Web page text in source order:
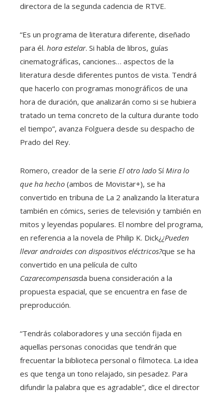
directora de la segunda cadencia de RTVE.
“Es un programa de literatura diferente, diseñado
para él. hora estelar. Si habla de libros, guías
cinematográficas, canciones… aspectos de la
literatura desde diferentes puntos de vista. Tendrá
que hacerlo con programas monográficos de una
hora de duración, que analizarán como si se hubiera
tratado un tema concreto de la cultura durante todo
el tiempo”, avanza Folguera desde su despacho de
Prado del Rey.
Romero, creador de la serie El otro lado Sí Mira lo
que ha hecho (ambos de Movistar+), se ha
convertido en tribuna de La 2 analizando la literatura
también en cómics, series de televisión y también en
mitos y leyendas populares. El nombre del programa,
en referencia a la novela de Philip K. Dick¿¿Pueden
llevar androides con dispositivos eléctricos?que se ha
convertido en una película de culto
Cazarecompensasda buena consideración a la
propuesta espacial, que se encuentra en fase de
preproducción.
“Tendrás colaboradores y una sección fijada en
aquellas personas conocidas que tendrán que
frecuentar la biblioteca personal o filmoteca. La idea
es que tenga un tono relajado, sin pesadez. Para
difundir la palabra que es agradable”, dice el director